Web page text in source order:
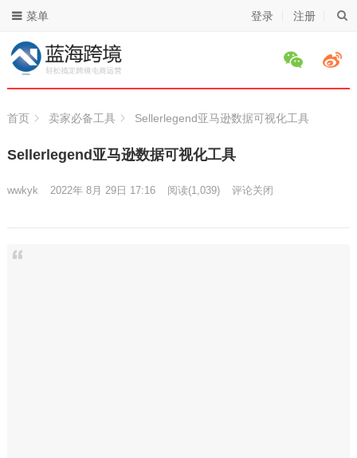
登录 注册
菜单
首页 卖家必备工具 Sellerlegend亚马逊数据可视化工具
Sellerlegend亚马逊数据可视化工具
wwkyk 2022年 8月 29日 17:16 阅读(1,039) 评论关闭